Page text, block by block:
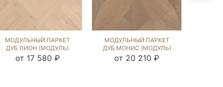
МОДУЛЬНЫЙ ПАРКЕТ
ДУБ ЛИОН (МОДУЛЬ)
КАРЛАЙЛ NEW
(BRUSHED) 120041
от 17 580 ₽
МОДУЛЬНЫЙ ПАРКЕТ
ДУБ МОНИС (МОДУЛЬ)
COLONIAL STYLE
(BRUSHED) 121810
от 20 210 ₽